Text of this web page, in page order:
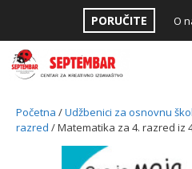
content
PORUČITE O
Početna /Udžbenici za osnovnu
razred / Matematika za 4. razred iz